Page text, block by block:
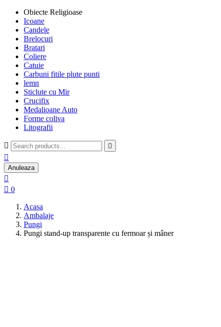
Obiecte Religioase
Icoane
Candele
Brelocuri
Bratari
Coliere
Catuie
Carbuni fitile plute punti
lemn
Sticlute cu Mir
Crucifix
Medalioane Auto
Forme coliva
Litografii
 

Anuleaza

 0
Acasa
Ambalaje
Pungi
Pungi stand-up transparente cu fermoar și mâner